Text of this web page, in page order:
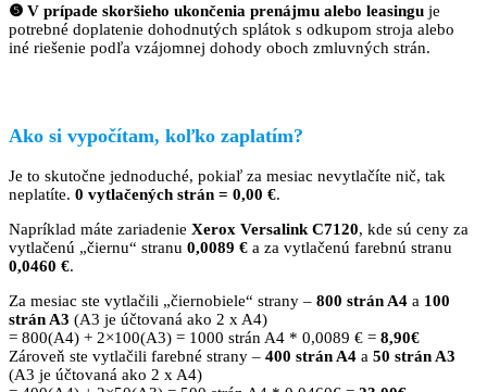
❺ V prípade skoršieho ukončenia prenájmu alebo leasingu je
potrebné doplatenie dohodnutých splátok s odkupom stroja alebo
iné riešenie podľa vzájomnej dohody oboch zmluvných strán.
Ako si vypočítam, koľko zaplatím?
Je to skutočne jednoduché, pokiaľ za mesiac nevytlačíte nič, tak
neplatíte. 0 vytlačených strán = 0,00 €.
Napríklad máte zariadenie Xerox Versalink C7120, kde sú ceny za
vytlačenú „čiernu“ stranu 0,0089 € a za vytlačenú farebnú stranu
0,0460 €.
Za mesiac ste vytlačili „čiernobiele“ strany – 800 strán A4 a 100
strán A3 (A3 je účtovaná ako 2 x A4)
= 800(A4) + 2×100(A3) = 1000 strán A4 * 0,0089 € = 8,90€
Zároveň ste vytlačili farebné strany – 400 strán A4 a 50 strán A3
(A3 je účtovaná ako 2 x A4)